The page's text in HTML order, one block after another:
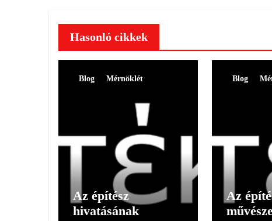
Hasonló cikkek
Blog Mérnöklét
Az építész
hivatásának
Blog
Az